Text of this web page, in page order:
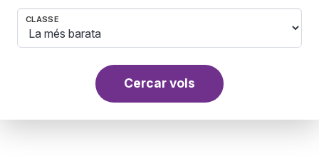
CLASSE
Cercar vols